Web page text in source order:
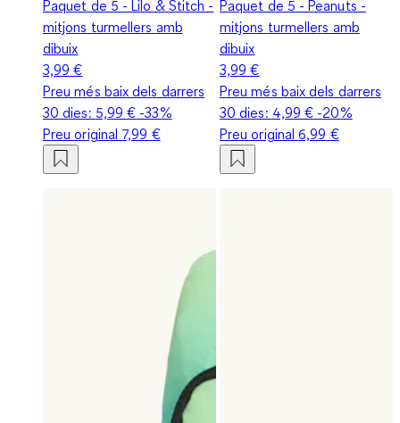
Paquet de 5 - Lilo & Stitch -
mitjons turmellers amb
dibuix
3,99 €
Preu més baix dels darrers
30 dies: 5,99 € -33%
Preu original 7,99 €
Paquet de 5 - Peanuts -
mitjons turmellers amb
dibuix
3,99 €
Preu més baix dels darrers
30 dies: 4,99 € -20%
Preu original6,99 €